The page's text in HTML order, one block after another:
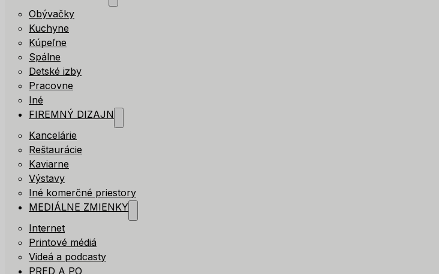
Obývačky
Kuchyne
Kúpeľne
Spálne
Detské izby
Pracovne
Iné
FIREMNÝ DIZAJN
Kancelárie
Reštaurácie
Kaviarne
Výstavy
Iné komerčné priestory
MEDIÁLNE ZMIENKY
Internet
Printové médiá
Videá a podcasty
PRED A PO